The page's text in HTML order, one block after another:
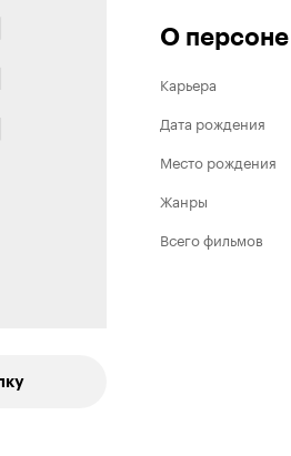
О персоне
Карьера
Дата рождения
Место рождения
Жанры
Всего фильмов